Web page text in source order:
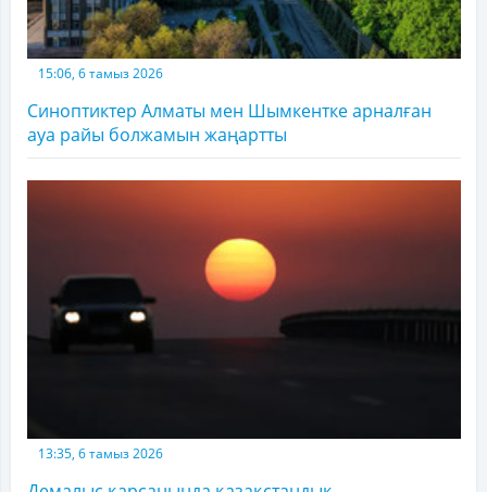
15:06, 6 тамыз 2026
Синоптиктер Алматы мен Шымкентке арналған
ауа райы болжамын жаңартты
13:35, 6 тамыз 2026